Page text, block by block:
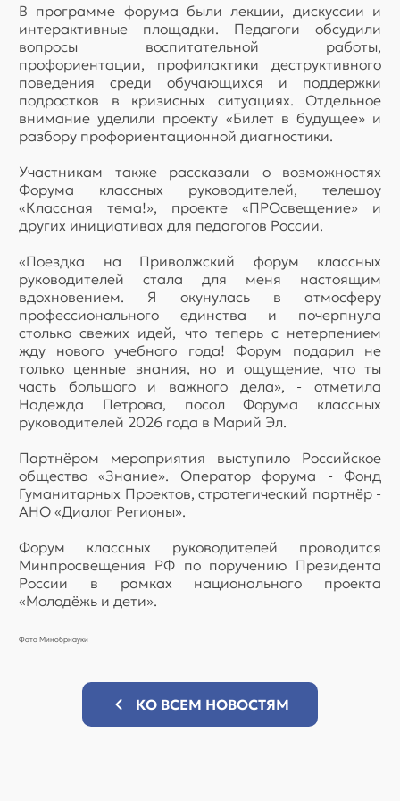
В программе форума были лекции, дискуссии и
интерактивные площадки. Педагоги обсудили
вопросы воспитательной работы,
профориентации, профилактики деструктивного
поведения среди обучающихся и поддержки
подростков в кризисных ситуациях. Отдельное
внимание уделили проекту «Билет в будущее» и
разбору профориентационной диагностики.
Участникам также рассказали о возможностях
Форума классных руководителей, телешоу
«Классная тема!», проекте «ПРОсвещение» и
других инициативах для педагогов России.
«Поездка на Приволжский форум классных
руководителей стала для меня настоящим
вдохновением. Я окунулась в атмосферу
профессионального единства и почерпнула
столько свежих идей, что теперь с нетерпением
жду нового учебного года! Форум подарил не
только ценные знания, но и ощущение, что ты
часть большого и важного дела», - отметила
Надежда Петрова, посол Форума классных
руководителей 2026 года в Марий Эл.
Партнёром мероприятия выступило Российское
общество «Знание». Оператор форума - Фонд
Гуманитарных Проектов, стратегический партнёр -
АНО «Диалог Регионы».
Форум классных руководителей проводится
Минпросвещения РФ по поручению Президента
России в рамках национального проекта
«Молодёжь и дети».
Фото Минобрнауки
КО ВСЕМ НОВОСТЯМ